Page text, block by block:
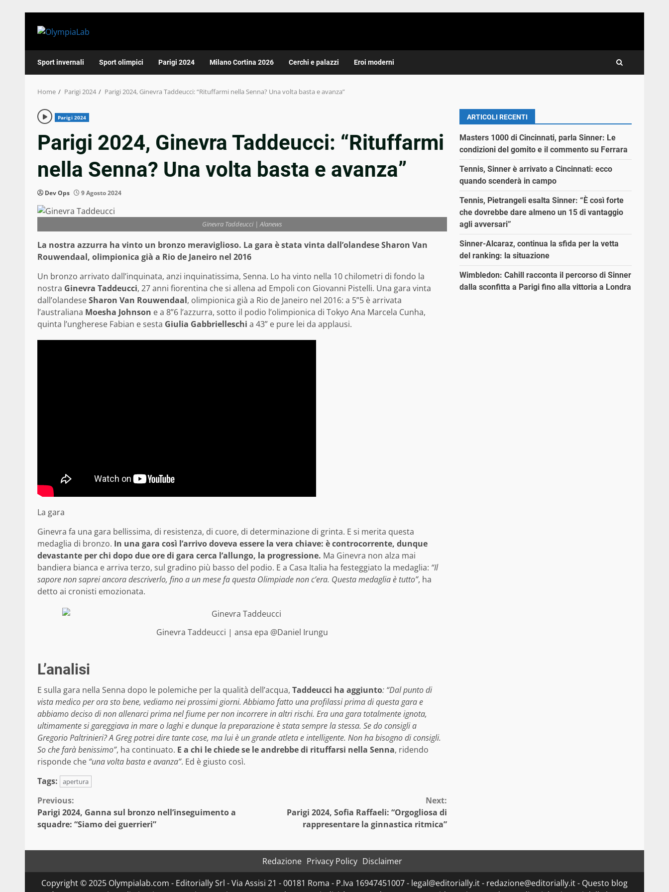
Sport invernali Sport olimpici Parigi 2024 Milano Cortina 2026 Cerchi e palazzi Eroi moderni
Home Parigi 2024 Parigi 2024, Ginevra Taddeucci: “Rituffarmi nella Senna? Una volta basta e avanza”
Parigi 2024
Parigi 2024, Ginevra Taddeucci: “Rituffarmi
nella Senna? Una volta basta e avanza”
Dev Ops 9 Agosto 2024
Ginevra Taddeucci | Alanews
La nostra azzurra ha vinto un bronzo meraviglioso. La gara è stata vinta dall’olandese Sharon Van
Rouwendaal, olimpionica già a Rio de Janeiro nel 2016
Un bronzo arrivato dall’inquinata, anzi inquinatissima, Senna. Lo ha vinto nella 10 chilometri di fondo la
nostra Ginevra Taddeucci, 27 anni fiorentina che si allena ad Empoli con Giovanni Pistelli. Una gara vinta
dall’olandeseSharon Van Rouwendaal, olimpionica già a Rio de Janeiro nel 2016: a 5”5 è arrivata
l’australiana Moesha Johnson e a 8”6 l’azzurra, sotto il podio l’olimpionica di Tokyo Ana Marcela Cunha,
quinta l’ungherese Fabian e sesta Giulia Gabbrielleschi a 43” e pure lei da applausi.
La gara
Ginevra fa una gara bellissima, di resistenza, di cuore, di determinazione di grinta. E si merita questa
medaglia di bronzo. In una gara così l’arrivo doveva essere la vera chiave: è controcorrente, dunque
devastante per chi dopo due ore di gara cerca l’allungo, la progressione. Ma Ginevra non alza mai
bandiera bianca e arriva terzo, sul gradino più basso del podio. E a Casa Italia ha festeggiato la medaglia: “Il
sapore non saprei ancora descriverlo, fino a un mese fa questa Olimpiade non c’era. Questa medaglia è tutto”, ha
detto ai cronisti emozionata.
Ginevra Taddeucci | ansa epa @Daniel Irungu
L’analisi
E sulla gara nella Senna dopo le polemiche per la qualità dell’acqua, Taddeucci ha aggiunto: “Dal punto di
vista medico per ora sto bene, vediamo nei prossimi giorni. Abbiamo fatto una profilassi prima di questa gara e
abbiamo deciso di non allenarci prima nel fiume per non incorrere in altri rischi. Era una gara totalmente ignota,
ultimamente si gareggiava in mare o laghi e dunque la preparazione è stata sempre la stessa. Se do consigli a
Gregorio Paltrinieri? A Greg potrei dire tante cose, ma lui è un grande atleta e intelligente. Non ha bisogno di consigli.
So che farà benissimo”, ha continuato. E a chi le chiede se le andrebbe di rituffarsi nella Senna, ridendo
risponde che “una volta basta e avanza”. Ed è giusto così.
Tags:
apertura
Continue
Reading
Previous:
Parigi 2024, Ganna sul bronzo nell’inseguimento a
squadre: “Siamo dei guerrieri”
Next:
Parigi 2024, Sofia Raffaeli: “Orgogliosa di
rappresentare la ginnastica ritmica”
ARTICOLI RECENTI
Masters 1000 di Cincinnati, parla Sinner: Le
condizioni del gomito e il commento su Ferrara
Tennis, Sinner è arrivato a Cincinnati: ecco
quando scenderà in campo
Tennis, Pietrangeli esalta Sinner: “È così forte
che dovrebbe dare almeno un 15 di vantaggio
agli avversari”
Sinner-Alcaraz, continua la sfida per la vetta
del ranking: la situazione
Wimbledon: Cahill racconta il percorso di Sinner
dalla sconfitta a Parigi fino alla vittoria a Londra
Redazione Privacy Policy Disclaimer
Copyright © 2025 Olympialab.com - Editorially Srl - Via Assisi 21 - 00181 Roma - P.Iva 16947451007 - legal@editorially.it - redazione@editorially.it - Questo blog